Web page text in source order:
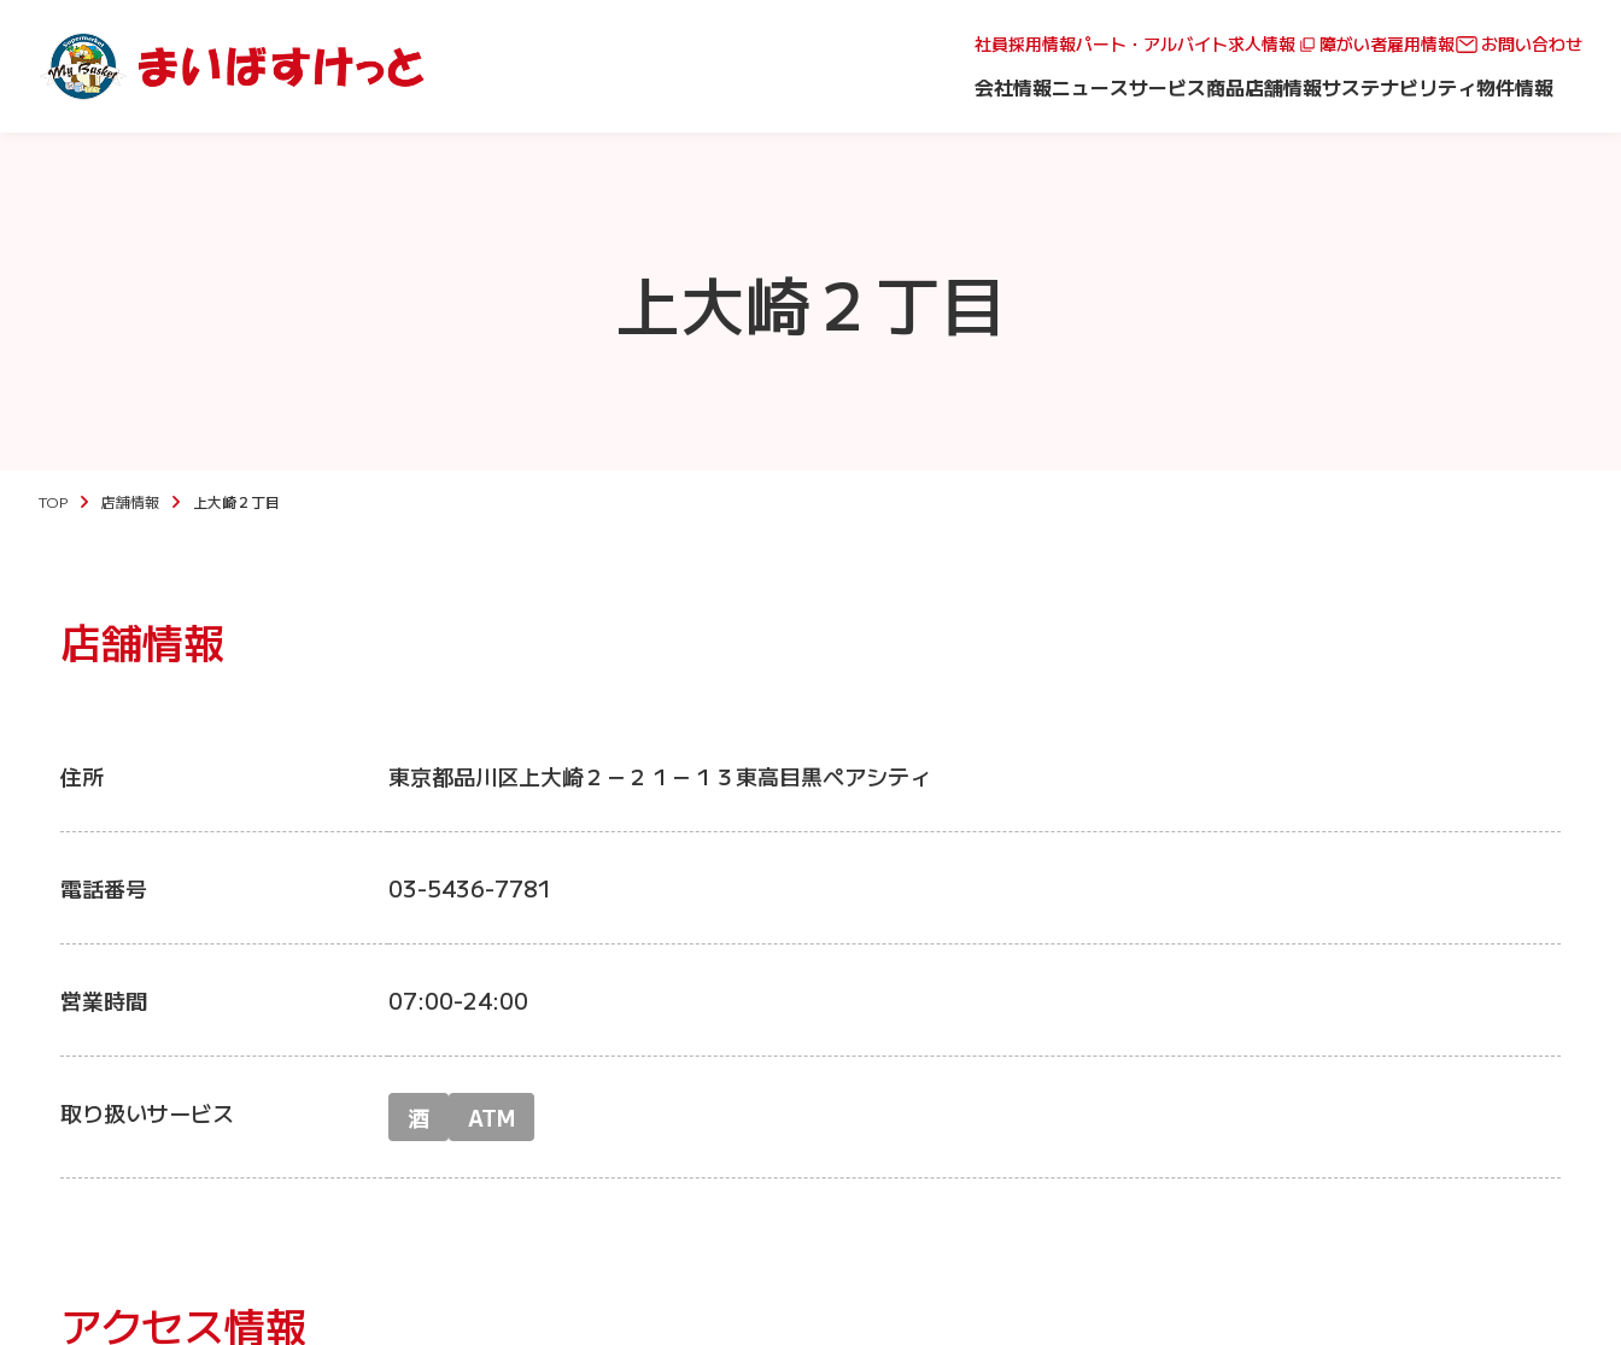
社員採用情報パート・アルバイト求人情報 障がい者雇用情報 お問い合わせ
会社情報ニュースサービス商品店舗情報サステナビリティ物件情報
上大崎２丁目
TOP 店舗情報 上大崎２丁目
店舗情報
住所 東京都品川区上大崎２－２１－１３東高目黒ペアシティ
電話番号 03-5436-7781
営業時間 07:00-24:00
取り扱いサービス 酒 ATM
アクセス情報